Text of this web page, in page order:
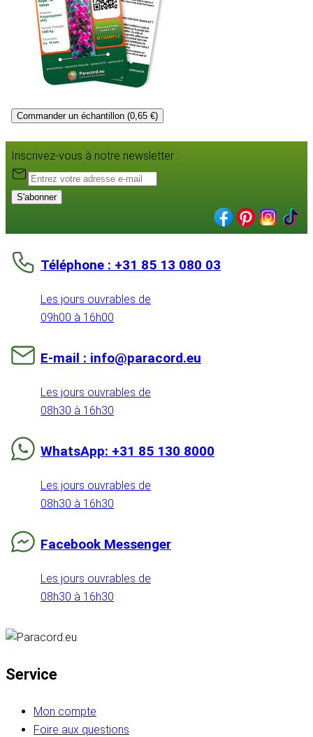
Commander un échantillon (0,65 €)
Inscrivez-vous à notre newsletter :
S'abonner
Téléphone : +31 85 13 080 03
Les jours ouvrables de
09h00 à 16h00
E-mail : info@paracord.eu
Les jours ouvrables de
08h30 à 16h30
WhatsApp: +31 85 130 8000
Les jours ouvrables de
08h30 à 16h30
Facebook Messenger
Les jours ouvrables de
08h30 à 16h30
Service
Mon compte
Foire aux questions